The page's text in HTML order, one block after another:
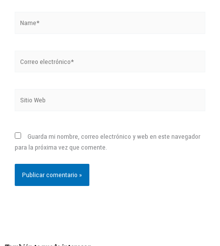
electrónico*
Web
Guarda mi nombre, correo electrónico y web en este navegador
para la próxima vez que comente.